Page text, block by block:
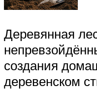
Деревянная
создания
деревенском